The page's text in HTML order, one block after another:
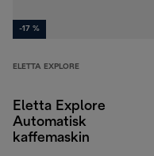
-17 %
ELETTA EXPLORE
Eletta Explore
Automatisk
kaffemaskin